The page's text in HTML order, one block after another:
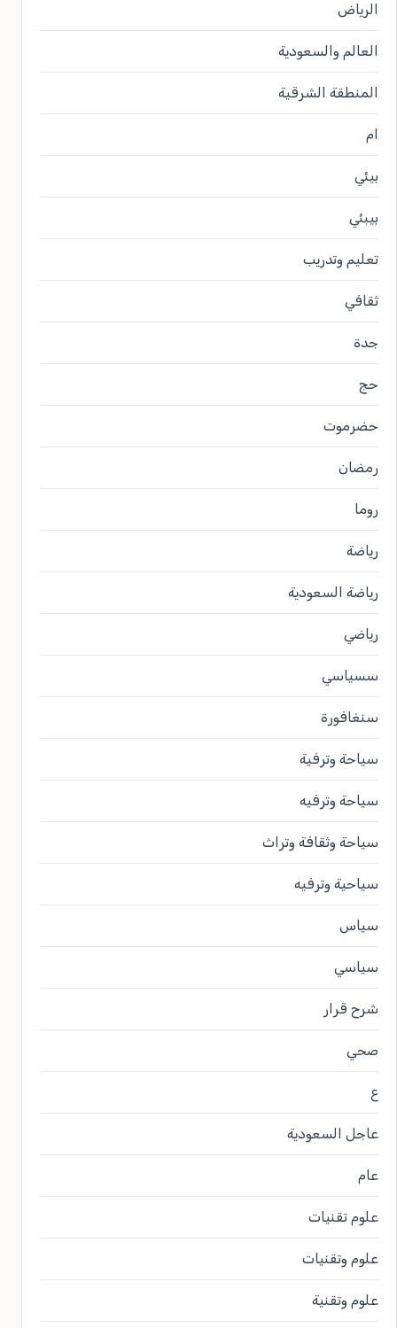
الرياض
العالم والسعودية
المنطقة الشرقية
ام
بيئي
بيبئي
تعليم وتدريب
ثقافي
جدة
حج
حضرموت
رمضان
روما
رياضة
رياضة السعودية
رياضي
سسياسي
سنغافورة
سياحة وترفية
سياحة وترفيه
سياحة وثقافة وتراث
سياحية وترفيه
سياس
سياسي
شرح قرار
صحي
ع
عاجل السعودية
عام
علوم تقنيات
علوم وتقنيات
علوم وتقنية